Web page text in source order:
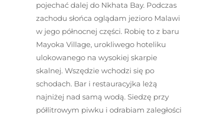
pojechać dalej do Nkhata Bay. Podczas
zachodu słońca oglądam jezioro Malawi
w jego północnej części. Robię to z baru
Mayoka Village, urokliwego hoteliku
ulokowanego na wysokiej skarpie
skalnej. Wszędzie wchodzi się po
schodach. Bar i restauracyjka leżą
najniżej nad samą wodą. Siedzę przy
półlitrowym piwku i odrabiam zaległości